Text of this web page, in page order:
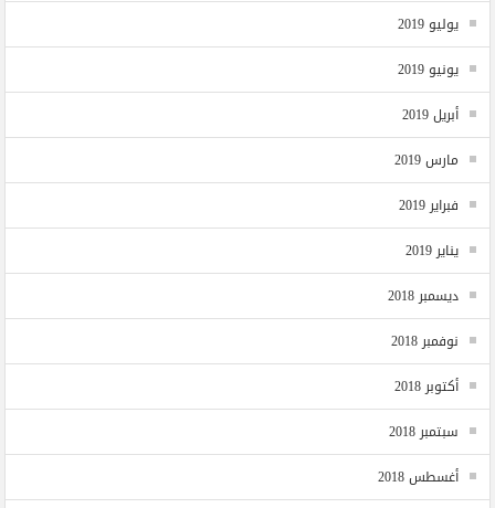
يوليو 2019
يونيو 2019
أبريل 2019
مارس 2019
فبراير 2019
يناير 2019
ديسمبر 2018
نوفمبر 2018
أكتوبر 2018
سبتمبر 2018
أغسطس 2018